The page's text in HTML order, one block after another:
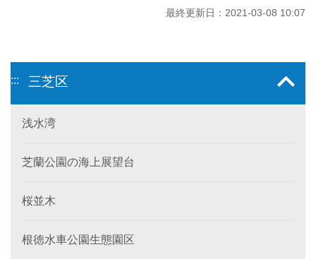
最終更新日：2021-03-08 10:07
::: 三芝区
浅水湾
芝蘭公園の海上展望台
桜並木
根徳水車公園生態園区